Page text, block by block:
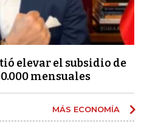
elevar el subsidio de
mensuales
MÁS ECONOMÍA